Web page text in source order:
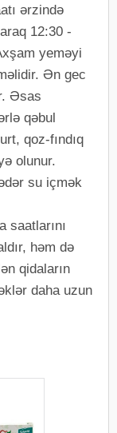
ərzində
12:30 -
yeməyi
Ən gec
Əsas
qəbul
qoz-fındıq
olunur.
su içmək
həm də
qidaların
daha uzun